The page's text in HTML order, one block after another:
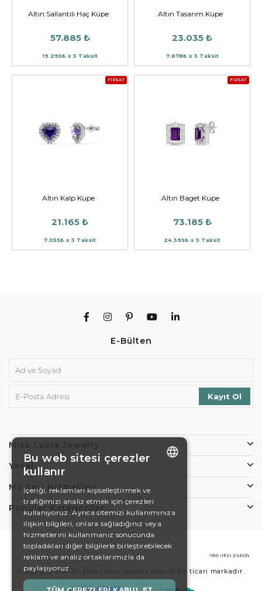
Altın Sallantılı Haç Küpe
57.885 ₺
19.295₺ x 3 Taksit
Altın Tasarım Küpe
23.035 ₺
7.678₺ x 3 Taksit
FIRSAT
Altın Kalp Küpe
21.165 ₺
7.055₺ x 3 Taksit
FIRSAT
Altın Baget Küpe
73.185 ₺
24.395₺ x 3 Taksit
E-Bülten
Miss Lucia Jewelry
Yasal
Müşteri Hizmetleri
Popüler Kategoriler
Copyright © 2026, Miss Lucia Jewelry tescilli bir ticari markadır.
DE
EN
SWEDISH
TURKISH
Bu web sitesi çerezler
kullanır
İçeriği, reklamları kişiselleştirmek ve
trafiğimizi analiz etmek için çerezleri
kullanıyoruz. Ayrıca sitemizi kullanımınıza
ilişkin bilgileri, onlara sağladığınız veya
hizmetlerini kullanmanız sonucunda
topladıkları diğer bilgilerle birleştirebilecek
reklam ve analiz ortaklarımızla da
paylaşıyoruz.